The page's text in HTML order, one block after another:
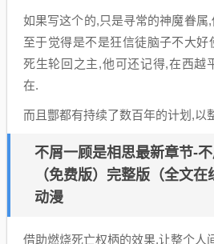
如果写这个的,只是寻常的神魔眷属
至于觉得是不是狂信徒脑子不大
死生轮回之主,他可还记得,在西越
在.
而且酆都有持续了数百年的计划,以
不屑一顾是相思最新章节-
（免费版）完整版（全文
动漫
借助燃烧死亡权柄的效果,让整个人